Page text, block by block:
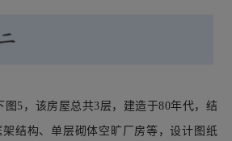
图 5，该房屋总共3层，建造于80年代，结
结构、单层砌体空旷厂房等，设计图纸